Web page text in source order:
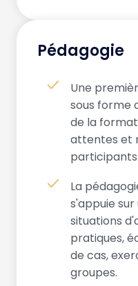
Pédagogie
Une
sous forme
de la
attentes et
participants.
La
s'appuie
situations
pratiques,
de cas,
groupes.